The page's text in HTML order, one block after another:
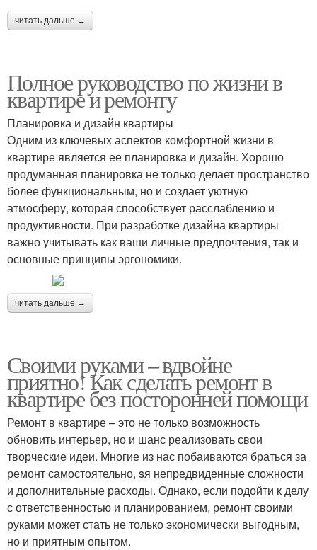
читать дальше →
Полное руководство по жизни в
квартире и ремонту
Планировка и дизайн квартиры
Одним из ключевых аспектов комфортной жизни в
квартире является ее планировка и дизайн. Хорошо
продуманная планировка не только делает пространство
более функциональным, но и создает уютную
атмосферу, которая способствует расслаблению и
продуктивности. При разработке дизайна квартиры
важно учитывать как ваши личные предпочтения, так и
основные принципы эргономики.
читать дальше →
Своими руками – вдвойне
приятно! Как сделать ремонт в
квартире без посторонней помощи
Ремонт в квартире – это не только возможность
обновить интерьер, но и шанс реализовать свои
творческие идеи. Многие из нас побаиваются браться за
ремонт самостоятельно, sя непредвиденные сложности
и дополнительные расходы. Однако, если подойти к делу
с ответственностью и планированием, ремонт своими
руками может стать не только экономически выгодным,
но и приятным опытом.